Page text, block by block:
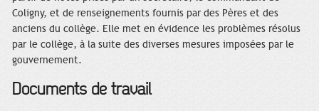
Coligny, et de renseignements fournis par des Pères et des
anciens du collège. Elle met en évidence les problèmes résolus
par le collège, à la suite des diverses mesures imposées par le
gouvernement.
Documents de travail